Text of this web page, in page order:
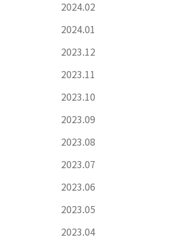
2024.02
2024.01
2023.12
2023.11
2023.10
2023.09
2023.08
2023.07
2023.06
2023.05
2023.04